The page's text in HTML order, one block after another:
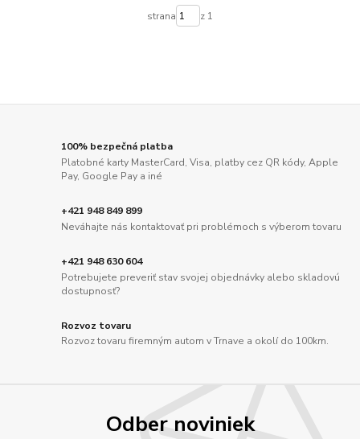
strana z 1
100% bezpečná platba
Platobné karty MasterCard, Visa, platby cez QR kódy, Apple
Pay, Google Pay a iné
+421 948 849 899
Neváhajte nás kontaktovať pri problémoch s výberom tovaru
+421 948 630 604
Potrebujete preveriť stav svojej objednávky alebo skladovú
dostupnosť?
Rozvoz tovaru
Rozvoz tovaru firemným autom v Trnave a okolí do 100km.
Odber noviniek